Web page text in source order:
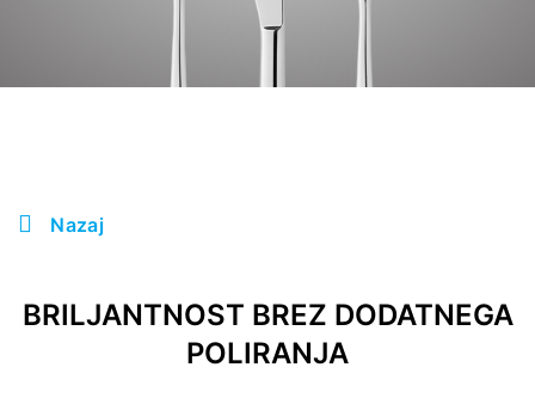
Nazaj
BRILJANTNOST BREZ DODATNEGA
POLIRANJA